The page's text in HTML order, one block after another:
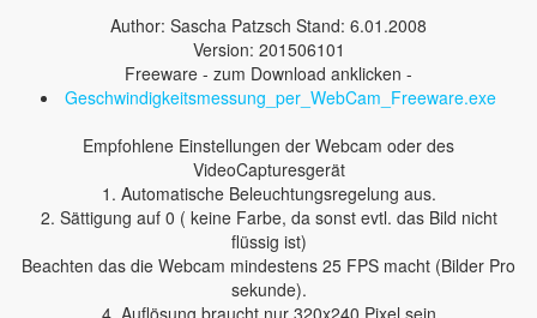
Author: Sascha Patzsch Stand: 6.01.2008
Version: 201506101
Freeware - zum Download anklicken -
Geschwindigkeitsmessung_per_WebCam_Freeware.exe
Empfohlene Einstellungen der Webcam oder des
VideoCapturesgerät
1. Automatische Beleuchtungsregelung aus.
2. Sättigung auf 0 ( keine Farbe, da sonst evtl. das Bild nicht
flüssig ist)
Beachten das die Webcam mindestens 25 FPS macht (Bilder Pro
sekunde).